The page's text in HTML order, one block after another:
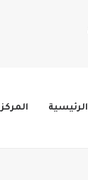
الرئيسية المركز